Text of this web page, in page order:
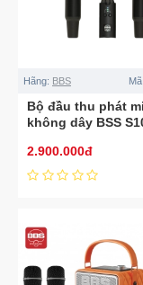
Hãng: BBS
Bộ đầu thu phát
không dây BSS
2.900.000đ